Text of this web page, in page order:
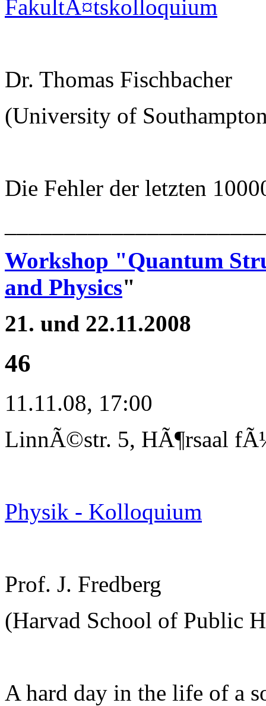
FakultÃ¤tskolloquium
Dr. Thomas Fischbacher
(University of
Die Fehler der letzten
Workshop "Quantum
and Physics"
21. und 22.11.2008
46
11.11.08, 17:00
LinnÃ©str. 5, HÃ¶rsaal
Physik - Kolloquium
Prof. J. Fredberg
(Harvad School of Public
A hard day in the life of a